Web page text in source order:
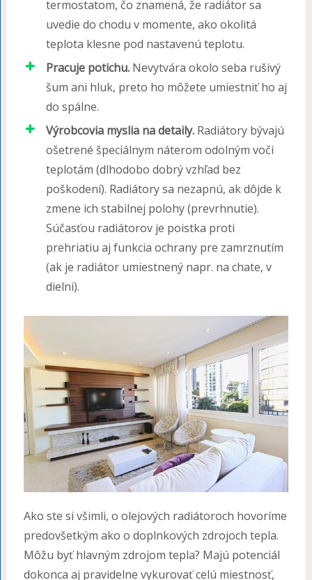
termostatom, čo znamená, že radiátor sa
uvedie do chodu v momente, ako okolitá
teplota klesne pod nastavenú teplotu.
Pracuje potichu.Nevytvára okolo seba rušivý
šum ani hluk, preto ho môžete umiestniť ho aj
do spálne.
Výrobcovia myslia na detaily.Radiátory bývajú
ošetrené špeciálnym náterom odolným voči
teplotám (dlhodobo dobrý vzhľad bez
poškodení). Radiátory sa nezapnú, ak dôjde k
zmene ich stabilnej polohy (prevrhnutie).
Súčasťou radiátorov je poistka proti
prehriatiu aj funkcia ochrany pre zamrznutím
(ak je radiátor umiestnený napr. na chate, v
dielni).
Ako ste si všimli, o olejových radiátoroch hovoríme
predovšetkým ako o doplnkových zdrojoch tepla.
Môžu byť hlavným zdrojom tepla? Majú potenciál
dokonca aj pravidelne vykurovať celú miestnosť,